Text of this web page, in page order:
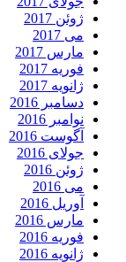
ژوئن 2017
می 2017
مارس 2017
فوریه 2017
ژانویه 2017
دسامبر 2016
نوامبر 2016
آگوست 2016
جولای 2016
ژوئن 2016
می 2016
آوریل 2016
مارس 2016
فوریه 2016
ژانویه 2016